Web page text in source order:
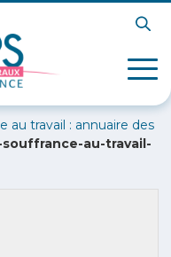
au travail : annuaire des
souffrance-au-travail-